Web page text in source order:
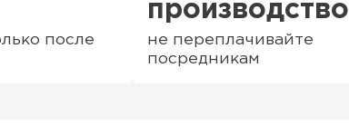
после
производство
не переплачивайте
посредникам